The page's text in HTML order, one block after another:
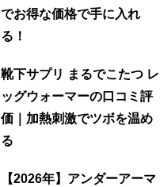
でお得な価格で手に入れ
る！
靴下サプリ まるでこたつ レ
ッグウォーマーの口コミ評
価｜加熱刺激でツボを温め
る
【2026年】アンダーアーマ